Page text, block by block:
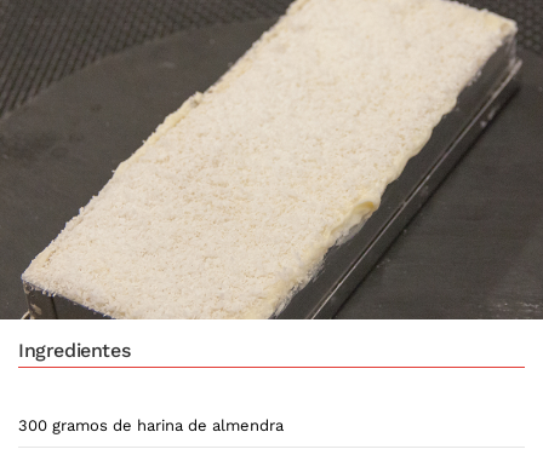
Ingredientes
300 gramos de harina de almendra